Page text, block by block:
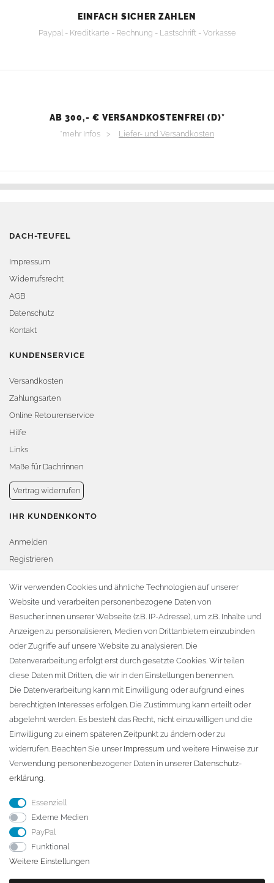
EINFACH SICHER ZAHLEN
Paypal - Kreditkarte - Rechnung - Lastschrift - Vorkasse
AB 300,- € VERSANDKOSTENFREI (D)*
*mehr Infos > Liefer- und Versandkosten
DACH-TEUFEL
Impressum
Widerrufsrecht
AGB
Datenschutz
Kontakt
KUNDENSERVICE
Versandkosten
Zahlungsarten
Online Retourenservice
Hilfe
Links
Maße für Dachrinnen
Vertrag widerrufen
IHR KUNDENKONTO
Anmelden
Registrieren
Warenkorb
Zur Kasse
KONTAKT
Fa. Steffen Jost
Söbrigener Weg 50
D-01796 Pirna
Telefon:+49 (0)3501 507295
info@dach-teufel.de
Wir verwenden Cookies und ähnliche Technologien auf unserer
Website und verarbeiten personenbezogene Daten von
Besucher:innen unserer Webseite (z.B. IP-Adresse), um z.B. Inhalte und
Anzeigen zu personalisieren, Medien von Drittanbietern einzubinden
oder Zugriffe auf unsere Website zu analysieren. Die
Datenverarbeitung erfolgt erst durch gesetzte Cookies. Wir teilen
diese Daten mit Dritten, die wir in den Einstellungen benennen.
Die Datenverarbeitung kann mit Einwilligung oder aufgrund eines
berechtigten Interesses erfolgen. Die Zustimmung kann erteilt oder
abgelehnt werden. Es besteht das Recht, nicht einzuwilligen und die
Einwilligung zu einem späteren Zeitpunkt zu ändern oder zu
widerrufen. Beachten Sie unser Impressum und weitere Hinweise zur
Verwendung personenbezogener Daten in unserer Daten­schutz­
erklärung.
Essenziell
Externe Medien
PayPal
Funktional
Weitere Einstellungen